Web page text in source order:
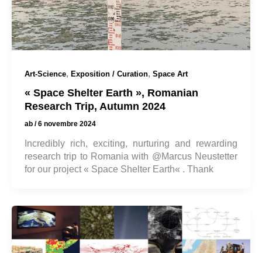
Art-Science, Exposition / Curation, Space Art
« Space Shelter Earth », Romanian
Research Trip, Autumn 2024
ab /6 novembre 2024
Incredibly rich, exciting, nurturing and rewarding
research trip to Romania with @Marcus Neustetter
for our project « Space Shelter Earth« . Thank